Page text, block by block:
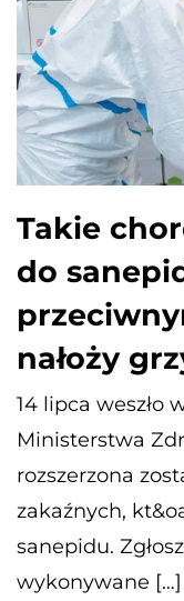
Takie
do
nałoży
14 lipca weszło
Ministerstwa
rozszerzona
zakaźnych,
sanepidu.
wykonywane […]